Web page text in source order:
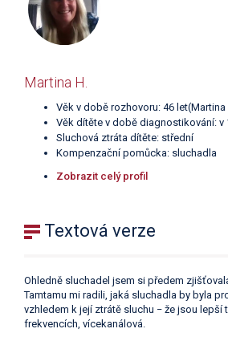
Martina H.
Věk v době rozhovoru: 46
Věk dítěte v době diagnostikování: v
Sluchová ztráta dítěte: střední
Kompenzační pomůcka: sluchadla
Zobrazit celý profil
Textová verze
Ohledně sluchadel jsem si předem
Tamtamu mi radili, jaká sluchadla by byla
vzhledem k její ztrátě sluchu − že jsou lepší
frekvencích, vícekanálová.